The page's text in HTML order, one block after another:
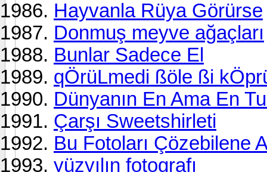
Hayvanla Rüya Görürse
Donmuş meyve ağaçları
Bunlar Sadece El
qÖrüLmedi ßöle ßi
Dünyanın En Ama En
Çarşı Sweetshirleti
Bu Fotoları Çözebilene
yüzyılın fotografı